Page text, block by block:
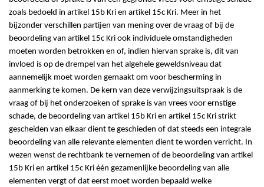
zoals bedoeld in artikel 15b Kri en artikel 15c Kri. Meer in het
bijzonder verschillen partijen van mening over de vraag of bij de
beoordeling van artikel 15c Kri ook individuele omstandigheden
moeten worden betrokken en of, indien hiervan sprake is, dit van
invloed is op de drempel van het algehele geweldsniveau dat
aannemelijk moet worden gemaakt om voor bescherming in
aanmerking te komen. De kern van deze verwijzingsuitspraak is de
vraag of bij het onderzoeken of sprake is van vrees voor ernstige
schade, de beoordeling van artikel 15b Kri en artikel 15c Kri strikt
gescheiden van elkaar dient te geschieden of dat steeds een integrale
beoordeling van alle relevante elementen dient te worden verricht. In
wezen wenst de rechtbank te vernemen of de beoordeling van artikel
15b Kri en artikel 15c Kri één gezamenlijke beoordeling van alle
elementen vergt of dat eerst moet worden bepaald welke